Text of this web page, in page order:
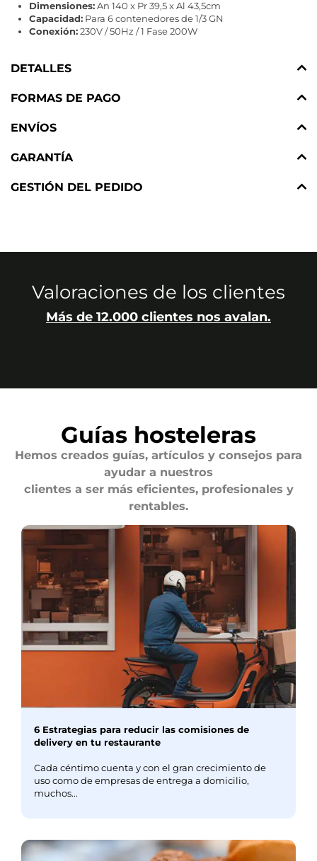
Dimensiones:An 140 x Pr 39,5 x Al 43,5cm
Capacidad: Para 6 contenedores de 1/3 GN
Conexión:230V / 50Hz / 1 Fase 200W
DETALLES
FORMAS DE PAGO
ENVÍOS
GARANTÍA
GESTIÓN DEL PEDIDO
Valoraciones de los clientes
Más de 12.000 clientes nos avalan.
Guías hosteleras
Hemos creados guías, artículos y consejos para
ayudar a nuestros
clientes a ser más eficientes, profesionales y
rentables.
6 Estrategias para reducir las comisiones de
delivery en tu restaurante
Cada céntimo cuenta y con el gran crecimiento de
uso como de empresas de entrega a domicilio,
muchos...